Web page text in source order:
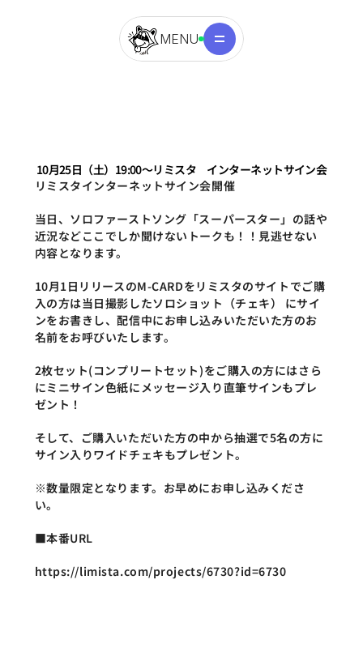
MENU
10月25日（土）19:00〜リミスタ　インターネットサイン会
リミスタインターネットサイン会開催
当日、ソロファーストソング「スーパースター」の話や
近況などここでしか聞けないトークも！！見逃せない
内容となります。
10月1日リリースのM-CARDをリミスタのサイトでご購
入の方は当日撮影したソロショット（チェキ） にサイ
ンをお書きし、配信中にお申し込みいただいた方のお
名前をお呼びいたします。
2枚セット(コンプリートセット)をご購入の方にはさら
にミニサイン色紙にメッセージ入り直筆サインもプレ
ゼント！
そして、ご購入いただいた方の中から抽選で5名の方に
サイン入りワイドチェキもプレゼント。
※数量限定となります。お早めにお申し込みくださ
い。
■本番URL
https://limista.com/projects/6730?id=6730